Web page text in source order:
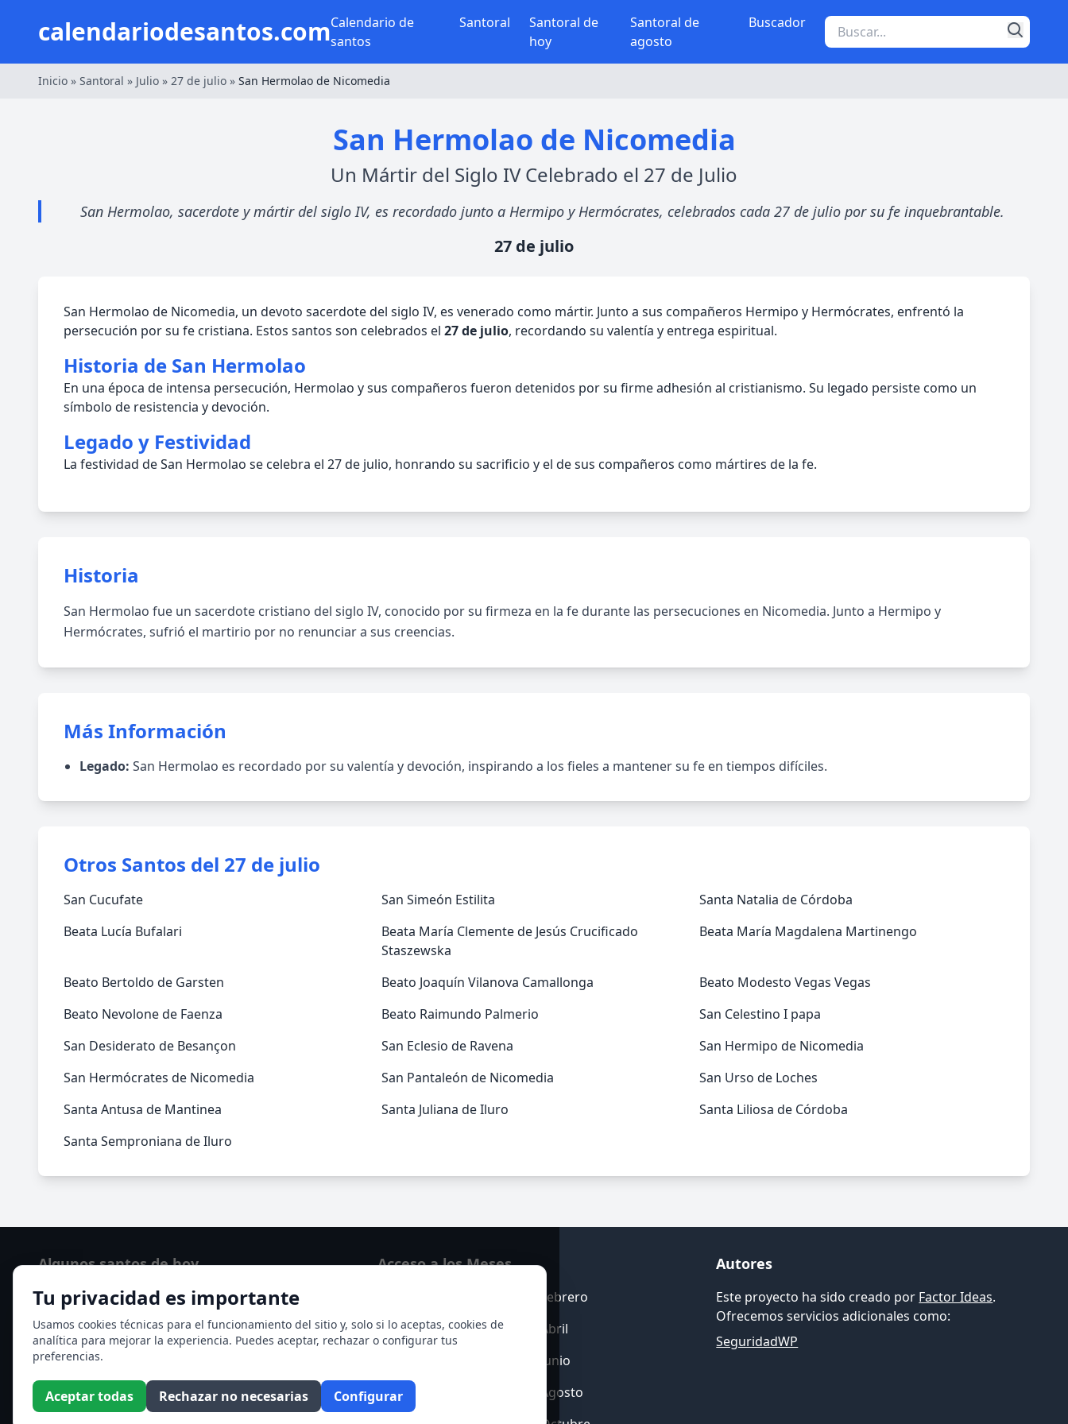
calendariodesantos.comCalendario de
santos
Santoral
Santoral de
hoy
Santoral de
agosto
Buscador
Inicio » Santoral » Julio » 27 de julio » San Hermolao de Nicomedia
San Hermolao de Nicomedia
Un Mártir del Siglo IV Celebrado el 27 de Julio
San Hermolao, sacerdote y mártir del siglo IV, es recordado junto a Hermipo y Hermócrates, celebrados cada 27 de julio por su fe inquebrantable.
27 de julio
San Hermolao de Nicomedia, un devoto sacerdote del siglo IV, es venerado como mártir. Junto a sus compañeros Hermipo y Hermócrates, enfrentó la
persecución por su fe cristiana. Estos santos son celebrados el 27 de julio, recordando su valentía y entrega espiritual.
Historia de San Hermolao
En una época de intensa persecución, Hermolao y sus compañeros fueron detenidos por su firme adhesión al cristianismo. Su legado persiste como un
símbolo de resistencia y devoción.
Legado y Festividad
La festividad de San Hermolao se celebra el 27 de julio, honrando su sacrificio y el de sus compañeros como mártires de la fe.
Historia
San Hermolao fue un sacerdote cristiano del siglo IV, conocido por su firmeza en la fe durante las persecuciones en Nicomedia. Junto a Hermipo y
Hermócrates, sufrió el martirio por no renunciar a sus creencias.
Más Información
Legado: San Hermolao es recordado por su valentía y devoción, inspirando a los fieles a mantener su fe en tiempos difíciles.
Otros Santos del 27 de julio
San Cucufate San Simeón Estilita
Santa Natalia de Córdoba
Beata Lucía Bufalari
Beata María Clemente de Jesús Crucificado
Staszewska
Beata María Magdalena Martinengo
Beato Bertoldo de Garsten Beato Joaquín Vilanova Camallonga
Beato Modesto Vegas Vegas
Beato Nevolone de Faenza
Beato Raimundo Palmerio
San Celestino I papa
San Desiderato de Besançon
San Eclesio de Ravena
San Hermipo de Nicomedia
San Hermócrates de Nicomedia
San Pantaleón de Nicomedia
San Urso de Loches
Santa Antusa de Mantinea
Santa Juliana de Iluro
Santa Liliosa de Córdoba
Santa Semproniana de Iluro
Tu privacidad es importante
Usamos cookies técnicas para el funcionamiento del sitio y, solo si lo aceptas, cookies de
analítica para mejorar la experiencia. Puedes aceptar, rechazar o configurar tus
preferencias.
Aceptar todas Rechazar no necesarias Configurar
Algunos santos de hoy
San Cayetano de Thiene
San Sixto II papa
Ver todos los santos de hoy
Acceso a los Meses
Febrero
Marzo
Abril
Junio
Julio
Agosto
Autores
Este proyecto ha sido creado por Factor Ideas.
Ofrecemos servicios adicionales como:
SeguridadWP